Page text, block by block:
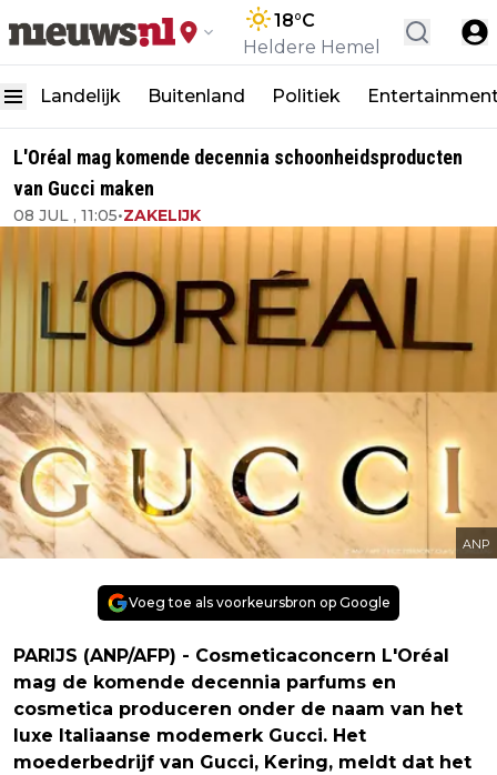
18°C
Heldere Hemel
Landelijk Buitenland Politiek
L'Oréal mag komende decennia schoonheidsproducten
van Gucci maken
08 JUL , 11:05•ZAKELIJK
ANP
Voeg toe als voorkeursbron op Google
PARIJS (ANP/AFP) - Cosmeticaconcern L'Oréal
mag de komende decennia parfums en
cosmetica produceren onder de naam van het
luxe Italiaanse modemerk Gucci. Het
moederbedrijf van Gucci, Kering, meldt dat het